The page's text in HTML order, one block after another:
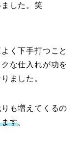
した。笑
く下手打つこと
な仕入れが功を
ました。
も増えてくるの
す。